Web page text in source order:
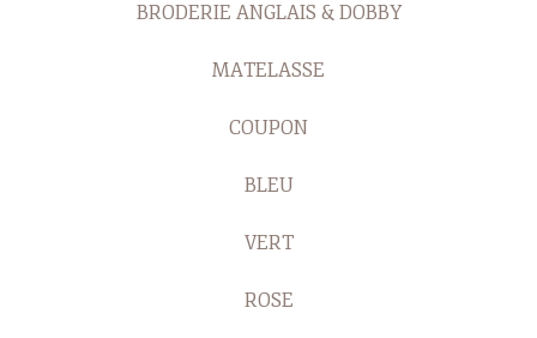
BRODERIE ANGLAIS & DOBBY
MATELASSE
COUPON
BLEU
VERT
ROSE